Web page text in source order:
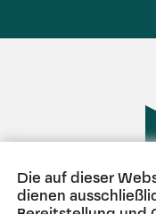
Die auf dieser
dienen